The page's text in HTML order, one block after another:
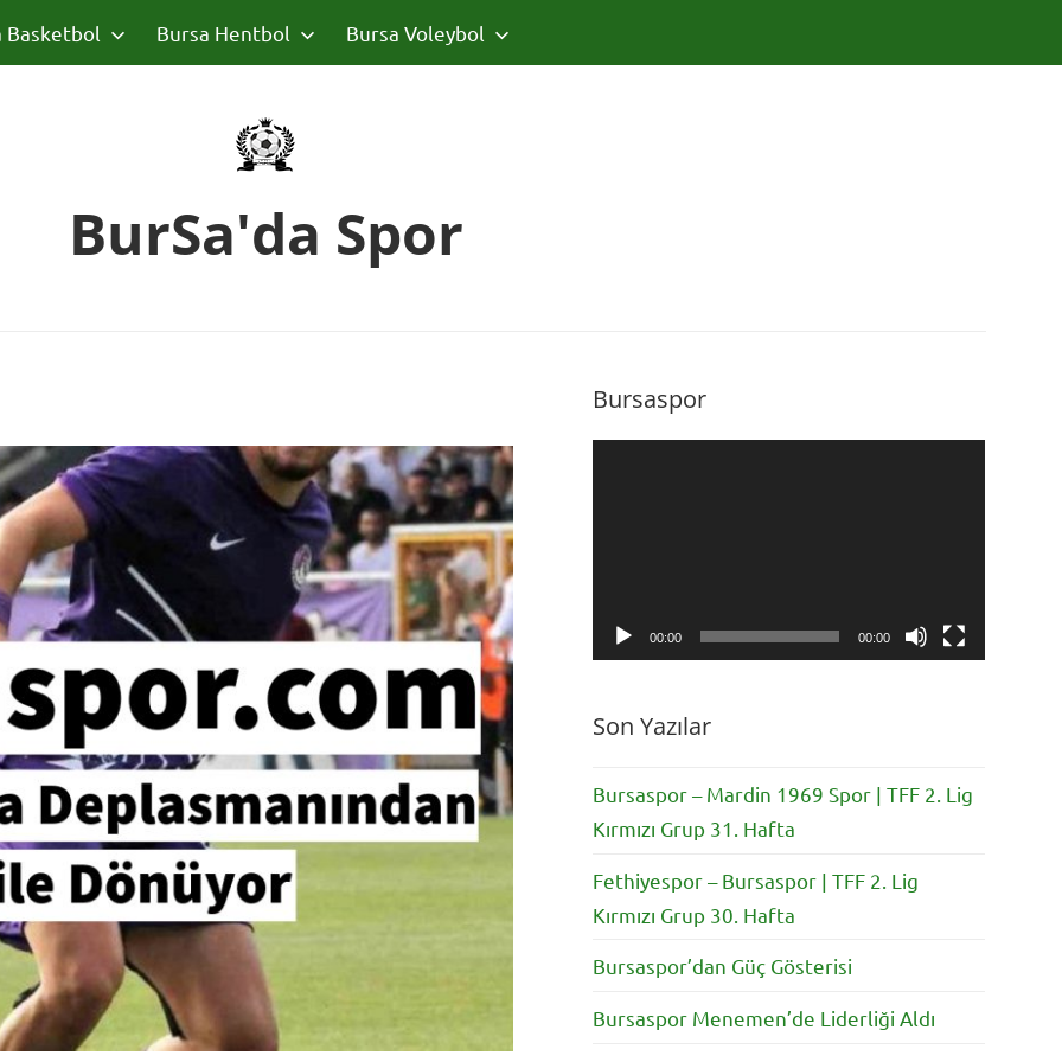
Basketbol Bursa Hentbol Bursa Voleybol
BurSa'da Spor
Bursaspor
00:00 00:00
Son Yazılar
Bursaspor – Mardin 1969 Spor | TFF 2. Lig
Kırmızı Grup 31. Hafta
Fethiyespor – Bursaspor | TFF 2. Lig
Kırmızı Grup 30. Hafta
Bursaspor’dan Güç Gösterisi
Bursaspor Menemen’de Liderliği Aldı